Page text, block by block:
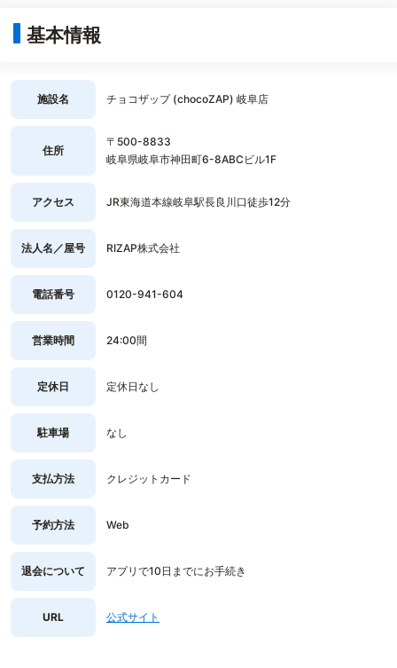
基本情報
施設名 チョコザップ (chocoZAP) 岐阜店
住所
〒500-8833
岐阜県岐阜市神田町6-8ABCビル1F
アクセス JR東海道本線岐阜駅長良川口徒歩12分
法人名／屋号 RIZAP株式会社
電話番号 0120-941-604
営業時間 24:00間
定休日 定休日なし
駐車場 なし
支払方法 クレジットカード
予約方法 Web
退会について アプリで10日までにお手続き
URL 公式サイト